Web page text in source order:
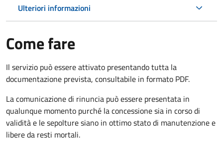
Ulteriori informazioni
Come fare
Il servizio può essere attivato presentando tutta la
documentazione prevista, consultabile in formato PDF.
La comunicazione di rinuncia può essere presentata in
qualunque momento purché la concessione sia in corso di
validità e le sepolture siano in ottimo stato di manutenzione e
libere da resti mortali.